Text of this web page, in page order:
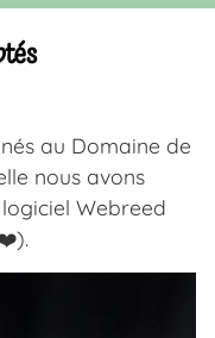
au Domaine de
nous avons
Webreed